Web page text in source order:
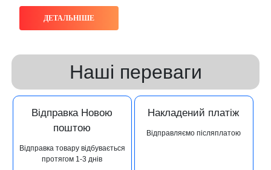
ДЕТАЛЬНІШЕ
Наші переваги
Відправка Новою
поштою
Відправка товару відбувається
протягом 1-3 днів
Накладений платіж
Відправляємо післяплатою